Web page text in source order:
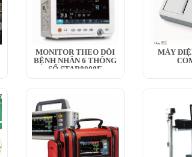
MONITOR THEO DÕI
BỆNH NHÂN 6 THÔNG
SỐ STAR8000E
MÁY